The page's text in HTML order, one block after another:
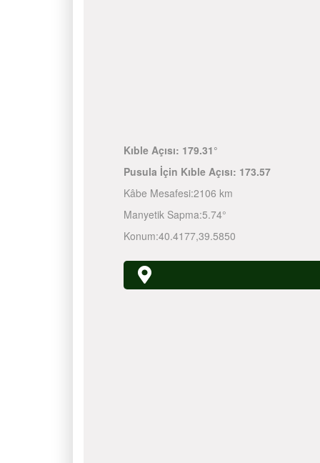
Kıble Açısı: 179.31°
Pusula İçin Kıble Açısı: 173.57
Kâbe Mesafesi:2106 km
Manyetik Sapma:5.74°
Konum:40.4177,39.5850